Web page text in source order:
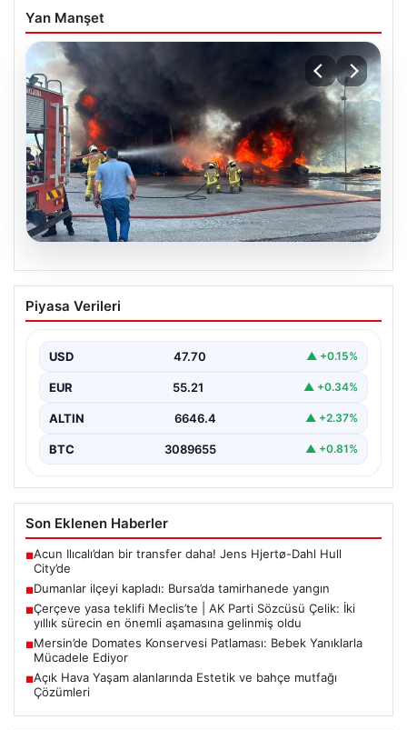
Yan Manşet
Dumanlar ilçeyi kapladı: Bursa’da
tamirhanede yangın
Piyasa Verileri
USD 47.70 ▲ +0.15%
EUR 55.21 ▲ +0.34%
ALTIN 6646.4 ▲ +2.37%
BTC 3089655 ▲ +0.81%
Son Eklenen Haberler
■Acun Ilıcalı’dan bir transfer daha! Jens Hjertø-Dahl Hull
City’de
■Dumanlar ilçeyi kapladı: Bursa’da tamirhanede yangın
■Çerçeve yasa teklifi Meclis’te | AK Parti Sözcüsü Çelik: İki
yıllık sürecin en önemli aşamasına gelinmiş oldu
■Mersin’de Domates Konservesi Patlaması: Bebek Yanıklarla
Mücadele Ediyor
■Açık Hava Yaşam alanlarında Estetik ve bahçe mutfağı
Çözümleri